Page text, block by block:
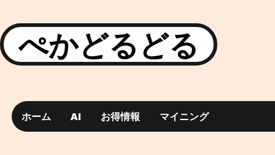
ホーム AI お得情報 マイニング
ぺかどるどる